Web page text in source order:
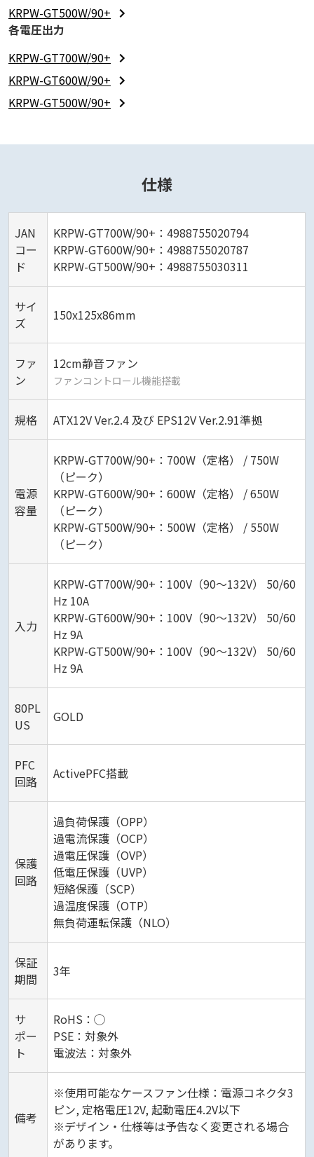
KRPW-GT500W/90+
各電圧出力
KRPW-GT700W/90+
KRPW-GT600W/90+
KRPW-GT500W/90+
仕様
JAN
コー
ド
KRPW-GT700W/90+：4988755020794
KRPW-GT600W/90+：4988755020787
KRPW-GT500W/90+：4988755030311
サイ
ズ
150x125x86mm
ファ
ン
12cm静音ファン
ファンコントロール機能搭載
規格 ATX12V Ver.2.4 及び EPS12V Ver.2.91準拠
電源
容量
KRPW-GT700W/90+：700W（定格） / 750W
（ピーク）
KRPW-GT600W/90+：600W（定格） / 650W
（ピーク）
KRPW-GT500W/90+：500W（定格） / 550W
（ピーク）
入力
KRPW-GT700W/90+：100V（90～132V） 50/60
Hz 10A
KRPW-GT600W/90+：100V（90～132V） 50/60
Hz 9A
KRPW-GT500W/90+：100V（90～132V） 50/60
Hz 9A
80PL
US
GOLD
PFC
回路
ActivePFC搭載
保護
回路
過負荷保護（OPP）
過電流保護（OCP）
過電圧保護（OVP）
低電圧保護（UVP）
短絡保護（SCP）
過温度保護（OTP）
無負荷運転保護（NLO）
保証
期間
3年
サ
ポー
ト
RoHS：◯
PSE：対象外
電波法：対象外
備考
※使用可能なケースファン仕様：電源コネクタ3
ピン, 定格電圧12V, 起動電圧4.2V以下
※デザイン・仕様等は予告なく変更される場合
があります。